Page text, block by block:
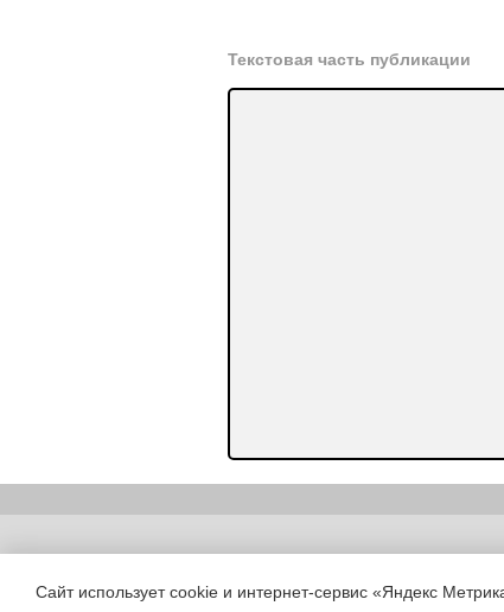
Текстовая часть публикации
Copyright
Сайт использует cookie и интернет-сервис «Яндекс